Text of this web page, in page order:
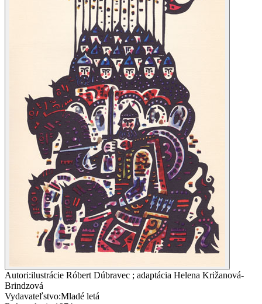
Autori:ilustrácie Róbert Dúbravec ; adaptácia Helena Križanová-
Brindzová
Vydavateľstvo:Mladé letá